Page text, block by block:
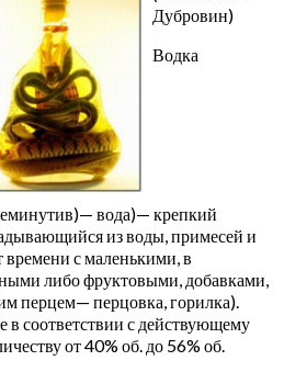
Дубровин)
Водка
вода)— крепкий
из воды, примесей и
времени с маленькими, в
либо фруктовыми, добавками,
перцем— перцовка, горилка).
в соответствии с действующему
от 40% об. до 56% об.